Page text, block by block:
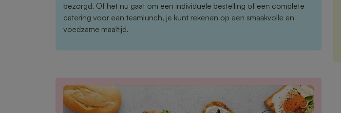
bezorgd. Of het nu gaat om een individuele bestelling of een complete
catering voor een teamlunch, je kunt rekenen op een smaakvolle en
voedzame maaltijd.